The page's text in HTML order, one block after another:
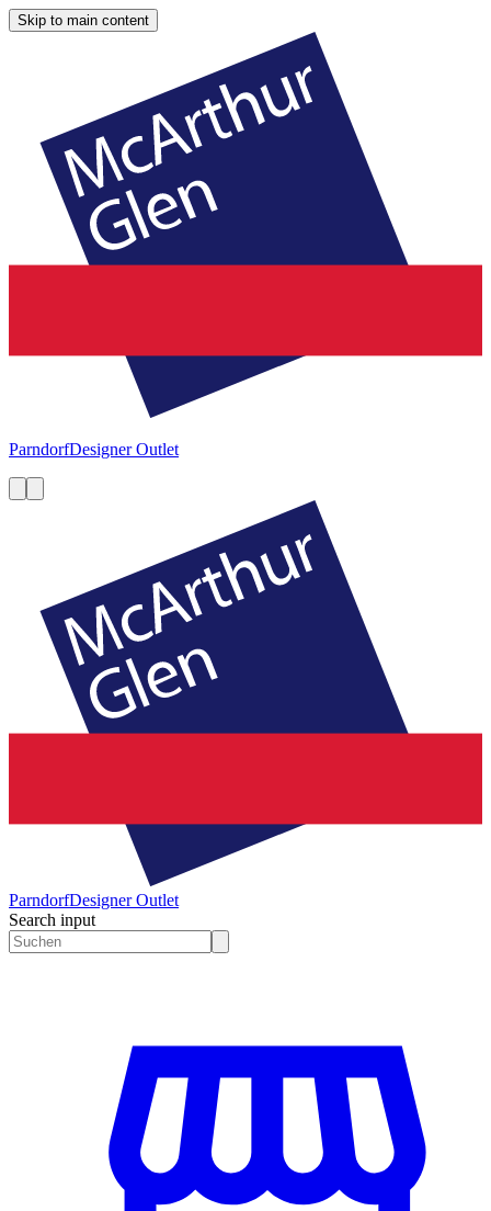
Skip to main content
ParndorfDesigner Outlet
ParndorfDesigner Outlet
Search input